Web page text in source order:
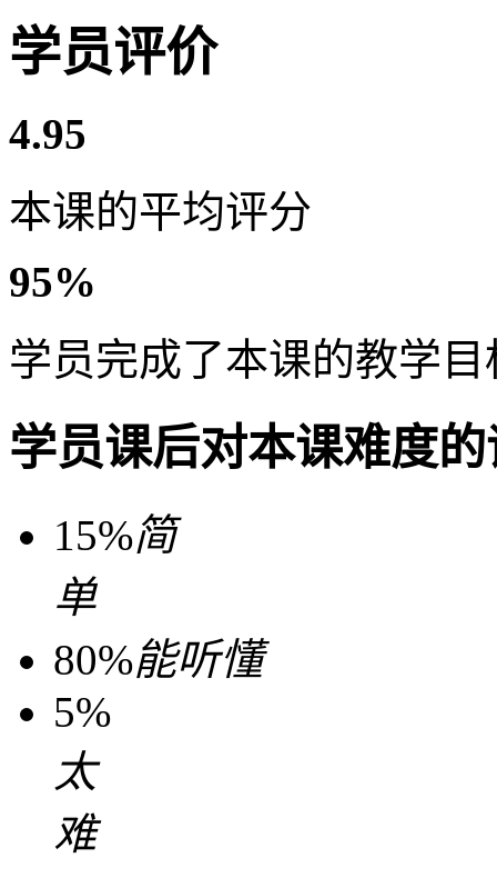
学员评价
4.95
本课的平均评分
95%
学员完成了本课的教学目
学员课后对本课难度
15%简
单
80%能听懂
5%
太
难